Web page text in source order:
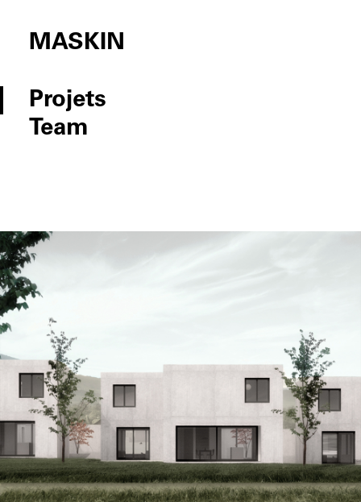
MASKIN
Projets
Team